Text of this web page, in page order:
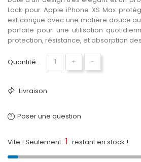
Lock pour Apple iPhone XS Max
est conçue avec une matière douce
parfaite pour une utilisation
protection, résistance, et absorption
Quantité : + −
Livraison
Poser une question
Vite ! Seulement 1 restant en stock !